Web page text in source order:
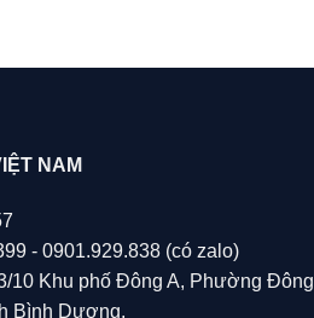
NAM
- 0901.929.838 (có zalo)
10 Khu phố Đông A, Phường Đông
Bình Dương.